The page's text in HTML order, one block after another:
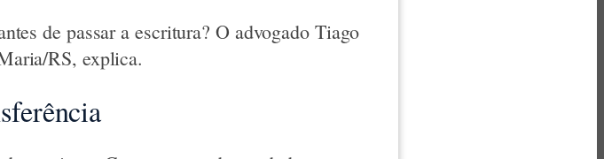
de passar a escritura? O advogado Tiago
RS, explica.